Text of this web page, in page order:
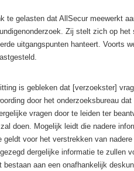
te gelasten dat AllSecur meewerkt
Zij stelt zich op
uitgangspunten hanteert. Voorts
is gebleken dat [verzoekster]
door het onderzoeksbureau
vragen door te leiden ter
doen. Mogelijk leidt die nadere
voor het verstrekken van
dergelijke informatie te zullen
aan een onafhankelijk